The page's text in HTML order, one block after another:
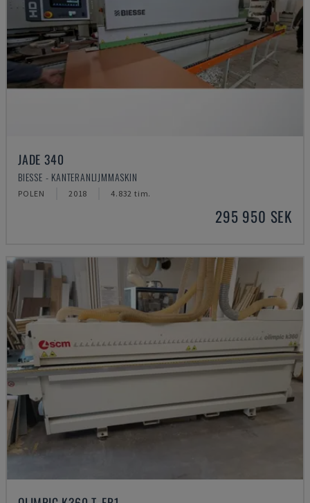
JADE 340
BIESSE - KANTERANLIJMMASKIN
POLEN 2018 4.832 tim.
295 950 SEK